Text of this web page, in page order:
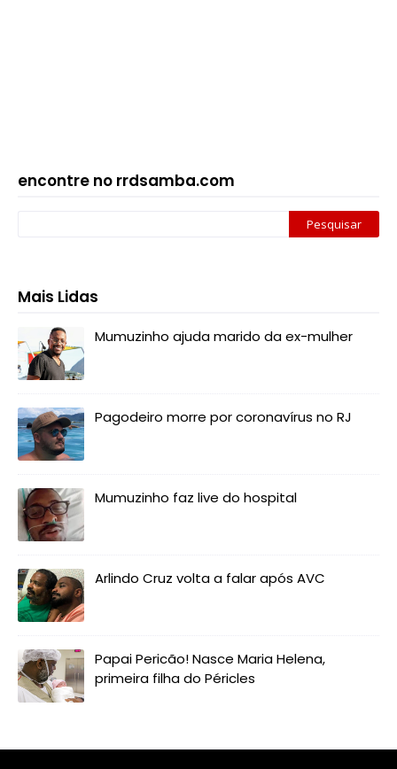
encontre no rrdsamba.com
Mais Lidas
Mumuzinho ajuda marido da ex-mulher
Pagodeiro morre por coronavírus no RJ
Mumuzinho faz live do hospital
Arlindo Cruz volta a falar após AVC
Papai Pericão! Nasce Maria Helena,
primeira filha do Péricles